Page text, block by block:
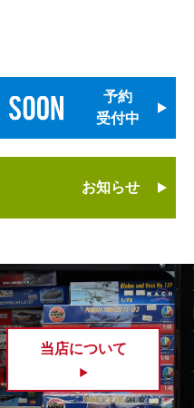
予約
受付中
お知らせ
当店について